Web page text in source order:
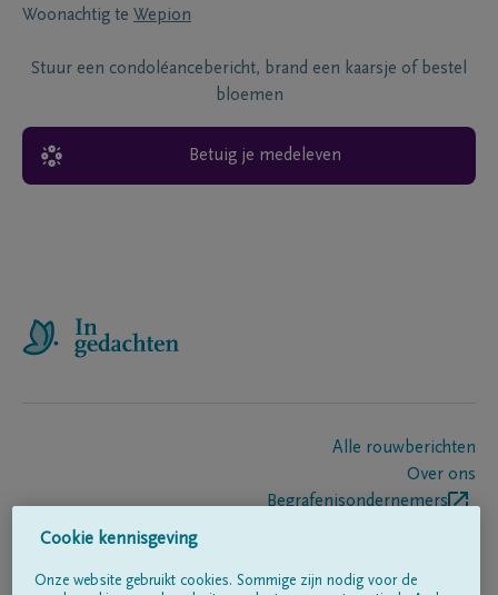
Woonachtig te Wepion
Stuur een condoléancebericht, brand een kaarsje of bestel
bloemen
Betuig je medeleven
Alle rouwberichten
Over ons
Begrafenisondernemers
Cookie kennisgeving
Onze website gebruikt cookies. Sommige zijn nodig voor de